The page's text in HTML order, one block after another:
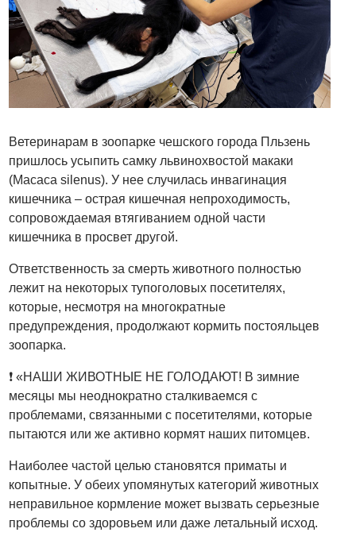
Ветеринарам в зоопарке чешского города Пльзень
пришлось усыпить самку львинохвостой макаки
(Macaca silenus). У нее случилась инвагинация
кишечника – острая кишечная непроходимость,
сопровождаемая втягиванием одной части
кишечника в просвет другой.
Ответственность за смерть животного полностью
лежит на некоторых тупоголовых посетителях,
которые, несмотря на многократные
предупреждения, продолжают кормить постояльцев
зоопарка.
❗️ «НАШИ ЖИВОТНЫЕ НЕ ГОЛОДАЮТ! В зимние
месяцы мы неоднократно сталкиваемся с
проблемами, связанными с посетителями, которые
пытаются или же активно кормят наших питомцев.
Наиболее частой целью становятся приматы и
копытные. У обеих упомянутых категорий животных
неправильное кормление может вызвать серьезные
проблемы со здоровьем или даже летальный исход.